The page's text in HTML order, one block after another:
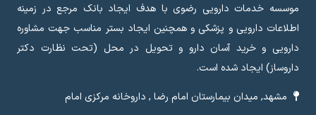
موسسه خدمات دارویی رضوی با هدف ایجاد بانک مرجع در زمینه
اطلاعات دارویی و پزشکی و همچنین ایجاد بستر مناسب جهت مشاوره
دارویی و خرید آسان دارو و تحویل در محل (تحت نظارت دکتر
داروساز) ایجاد شده است.
مشهد, میدان بیمارستان امام رضا , داروخانه مرکزی امام